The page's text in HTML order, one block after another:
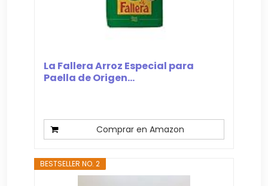
La Fallera Arroz Especial para
Paella de Origen...
Comprar en Amazon
BESTSELLER NO. 2